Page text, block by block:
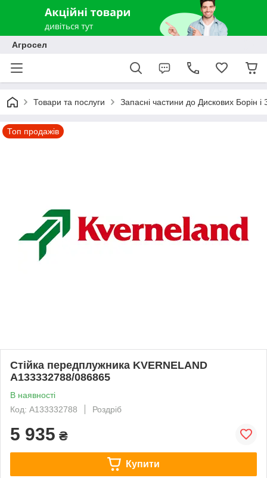
Агросел
Товари та послуги Запасні частини до Дискових Борін і
Топ продажів
Стійка передплужника KVERNELAND
A133332788/086865
В наявності
Код: A133332788
Роздріб
5 935 ₴
Купити